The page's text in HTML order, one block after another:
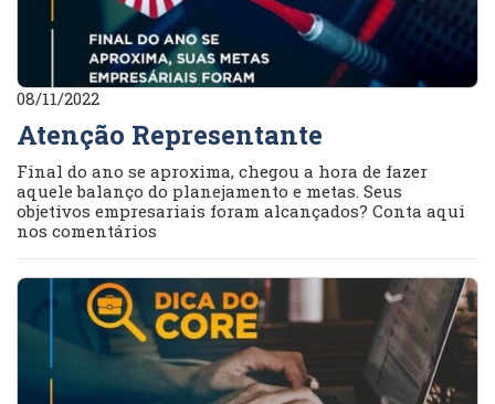
08/11/2022
Atenção Representante
Final do ano se aproxima, chegou a hora de fazer
aquele balanço do planejamento e metas. Seus
objetivos empresariais foram alcançados? Conta aqui
nos comentários